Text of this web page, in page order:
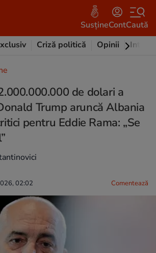
SusțineContCaută
Criză politică Opinii
de dolari a
Trump aruncă Albania
pentru Eddie Rama: „Se
02:02 Comentează